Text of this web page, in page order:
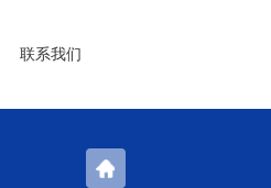
联系我们